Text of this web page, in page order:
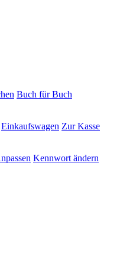
Buch für Buch
Einkaufswagen Zur Kasse
Kennwort ändern